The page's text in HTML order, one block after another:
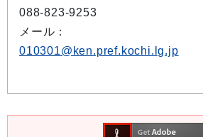
088-823-9253
メール：
010301@ken.pref.kochi.lg.jp